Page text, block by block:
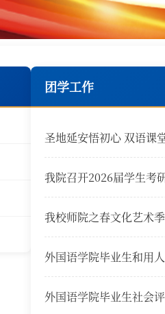
团学工作
圣地延安悟初心 双语课
我院召开2026届学生考
我校师院之春文化艺术
外国语学院毕业生和用
外国语学院毕业生社会